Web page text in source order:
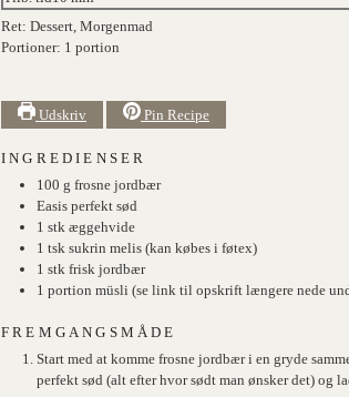
Ret: Dessert, Morgenmad
Portioner: 1 portion
Udskriv Pin Recipe
INGREDIENSER
100 g frosne jordbær
Easis perfekt sød
1 stk æggehvide
1 tsk sukrin melis (kan købes i føtex)
1 stk frisk jordbær
1 portion müsli (se link til opskrift længere nede
FREMGANGSMÅDE
Start med at komme frosne jordbær i en gryde
perfekt sød (alt efter hvor sødt man ønsker det) og